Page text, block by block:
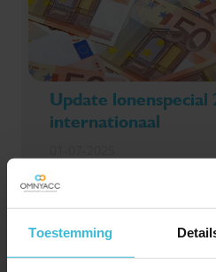
Toestemming
Update lonenspecial
internationaal
De 30%-regeling is een
werkgevers, onder strikte
medewerkers die uit het
aangetrokken. Dit is bedoeld